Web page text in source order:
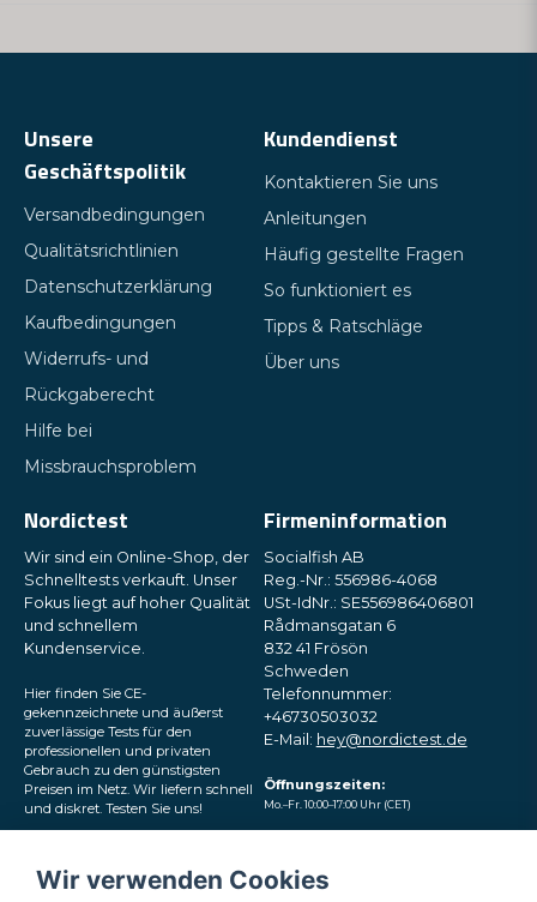
Unsere
Geschäftspolitik
Versandbedingungen
Qualitätsrichtlinien
Datenschutzerklärung
Kaufbedingungen
Widerrufs- und
Rückgaberecht
Hilfe bei
Missbrauchsproblem
Kundendienst
Kontaktieren Sie uns
Anleitungen
Häufig gestellte Fragen
So funktioniert es
Tipps & Ratschläge
Über uns
Nordictest
Wir sind ein Online-Shop, der
Schnelltests verkauft. Unser
Fokus liegt auf hoher Qualität
und schnellem
Kundenservice.
Hier finden Sie CE-
gekennzeichnete und äußerst
zuverlässige Tests für den
professionellen und privaten
Gebrauch zu den günstigsten
Preisen im Netz. Wir liefern schnell
und diskret. Testen Sie uns!
sozialen Medien
Firmeninformation
Socialfish AB
Reg.-Nr.: 556986-4068
USt-IdNr.: SE556986406801
Rådmansgatan 6
832 41 Frösön
Schweden
Telefonnummer:
+46730503032
E-Mail: hey@nordictest.de
Öffnungszeiten:
Mo.–Fr. 10:00–17:00 Uhr (CET)
Wir verwenden Cookies